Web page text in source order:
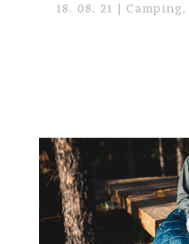
18. 08. 21 | Camping,